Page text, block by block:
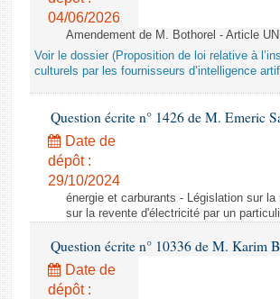
04/06/2026
Amendement de M. Bothorel - Article
Voir le dossier (Proposition de loi relative à
culturels par les fournisseurs d’intelligence
Question écrite n° 1426 de M. Emeric
Date de
dépôt :
29/10/2024
énergie et carburants - Législation sur
sur la revente d'électricité par un
Question écrite n° 10336 de M. Karim
Date de
dépôt :